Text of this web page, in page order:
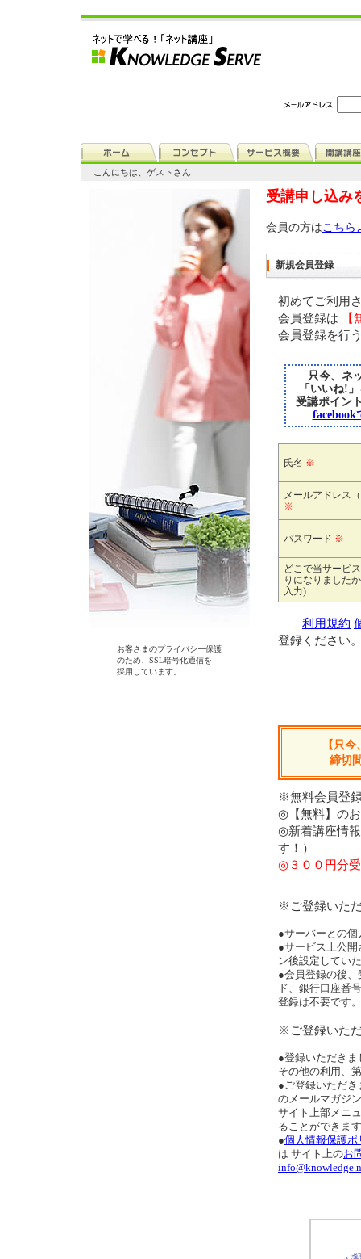
こんにちは、ゲストさん
お客さまのプライバシー保護
のため、SSL暗号化通信を
採用しています。
受講申し込み
会員の方はこちら
新規会員登録
初めてご利用
会員登録は 【
会員登録を行
只今、ネ
「いいね!
受講ポイン
facebook
氏名 ※
メールアドレス
※
パスワード ※
どこで当サービ
りになりました
入力)
利用規約
登録ください
【只
締切
※無料会員登
◎【無料】の
◎新着講座情
す！）
◎３００円分
※ご登録いた
●サーバーとの個
●サービス上公
ン後設定してい
●会員登録の後
ド、銀行口座番
登録は不要です。
※ご登録いた
●登録いただき
その他の利用、
●ご登録いただ
のメールマガジ
サイト上部メニ
ることができま
●個人情報保護ポ
は サイト上のお